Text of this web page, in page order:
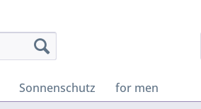
Sonnenschutz for men